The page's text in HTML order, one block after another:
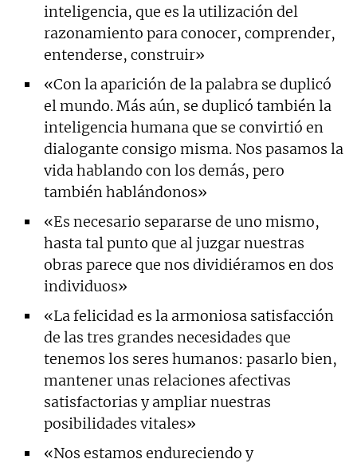
inteligencia, que es la utilización del
razonamiento para conocer, comprender,
entenderse, construir»
«Con la aparición de la palabra se duplicó
el mundo. Más aún, se duplicó también la
inteligencia humana que se convirtió en
dialogante consigo misma. Nos pasamos la
vida hablando con los demás, pero
también hablándonos»
«Es necesario separarse de uno mismo,
hasta tal punto que al juzgar nuestras
obras parece que nos dividiéramos en dos
individuos»
«La felicidad es la armoniosa satisfacción
de las tres grandes necesidades que
tenemos los seres humanos: pasarlo bien,
mantener unas relaciones afectivas
satisfactorias y ampliar nuestras
posibilidades vitales»
«Nos estamos endureciendo y